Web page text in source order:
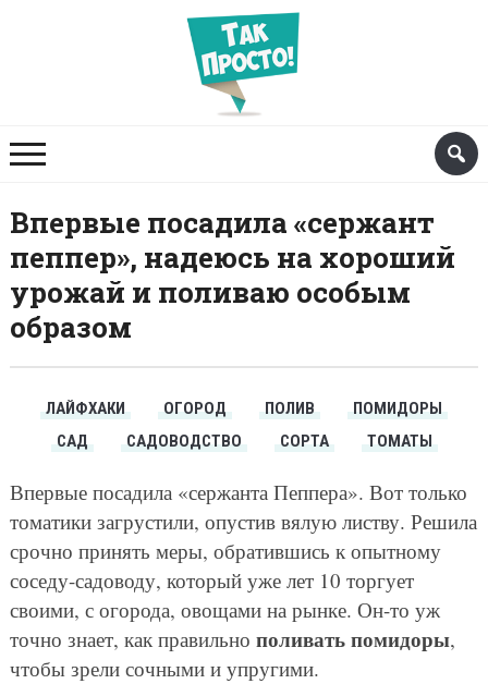
Впервые посадила «сержант
пеппер», надеюсь на хороший
урожай и поливаю особым
образом
ЛАЙФХАКИ ОГОРОД ПОЛИВ
ПОМИДОРЫ
САД
САДОВОДСТВО СОРТА ТОМАТЫ
Впервые посадила «сержанта Пеппера». Вот только
томатики загрустили, опустив вялую листву. Решила
срочно принять меры, обратившись к опытному
соседу-садоводу, который уже лет 10 торгует
своими, с огорода, овощами на рынке. Он-то уж
точно знает, как правильно поливать помидоры,
чтобы зрели сочными и упругими.